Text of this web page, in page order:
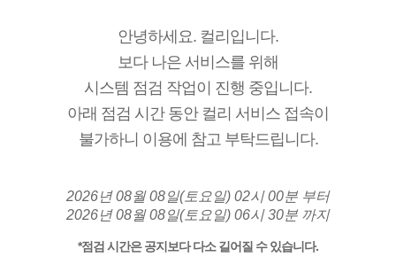
안녕하세요. 컬리입니다.
보다 나은 서비스를 위해
시스템 점검 작업이 진행 중입니다.
아래 점검 시간 동안 컬리 서비스 접속이
불가하니 이용에 참고 부탁드립니다.
2026년 08월 08일(토요일) 02시 00분 부터
2026년 08월 08일(토요일) 06시 30분 까지
*점검 시간은 공지보다 다소 길어질 수 있습니다.